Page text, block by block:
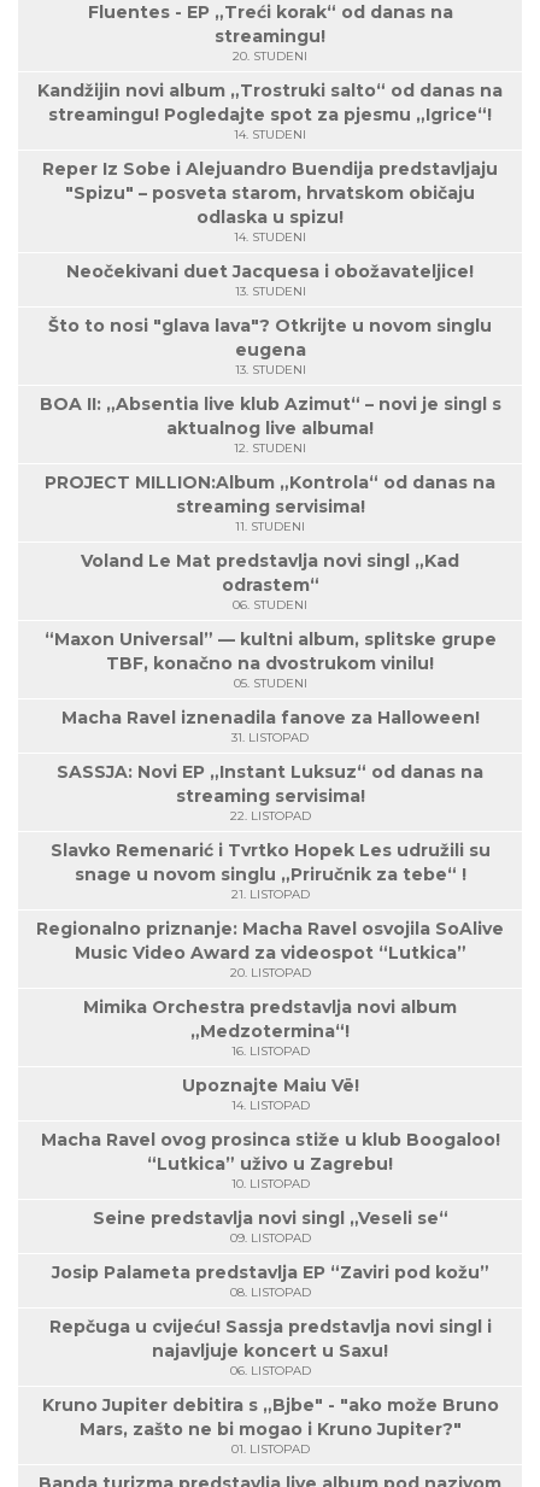
Fluentes - EP „Treći korak“ od danas na
streamingu!
20. STUDENI
Kandžijin novi album „Trostruki salto“ od danas na
streamingu! Pogledajte spot za pjesmu „Igrice“!
14. STUDENI
Reper Iz Sobe i Alejuandro Buendija predstavljaju
"Spizu" – posveta starom, hrvatskom običaju
odlaska u spizu!
14. STUDENI
Neočekivani duet Jacquesa i obožavateljice!
13. STUDENI
Što to nosi "glava lava"? Otkrijte u novom singlu
eugena
13. STUDENI
BOA II: „Absentia live klub Azimut“ – novi je singl s
aktualnog live albuma!
12. STUDENI
PROJECT MILLION:Album „Kontrola“ od danas na
streaming servisima!
11. STUDENI
Voland Le Mat predstavlja novi singl „Kad
odrastem“
06. STUDENI
“Maxon Universal” — kultni album, splitske grupe
TBF, konačno na dvostrukom vinilu!
05. STUDENI
Macha Ravel iznenadila fanove za Halloween!
31. LISTOPAD
SASSJA: Novi EP „Instant Luksuz“ od danas na
streaming servisima!
22. LISTOPAD
Slavko Remenarić i Tvrtko Hopek Les udružili su
snage u novom singlu „Priručnik za tebe“ !
21. LISTOPAD
Regionalno priznanje: Macha Ravel osvojila SoAlive
Music Video Award za videospot “Lutkica”
20. LISTOPAD
Mimika Orchestra predstavlja novi album
„Medzotermina“!
16. LISTOPAD
Upoznajte Maiu Vë!
14. LISTOPAD
Macha Ravel ovog prosinca stiže u klub Boogaloo!
“Lutkica” uživo u Zagrebu!
10. LISTOPAD
Seine predstavlja novi singl „Veseli se“
09. LISTOPAD
Josip Palameta predstavlja EP “Zaviri pod kožu”
08. LISTOPAD
Repčuga u cvijeću! Sassja predstavlja novi singl i
najavljuje koncert u Saxu!
06. LISTOPAD
Kruno Jupiter debitira s „Bjbe" - "ako može Bruno
Mars, zašto ne bi mogao i Kruno Jupiter?"
01. LISTOPAD